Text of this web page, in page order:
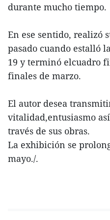
durante mucho tiempo.
En ese sentido, realizó
pasado cuando estalló
19 y terminó elcuadro
finales de marzo.
El autor desea
vitalidad,entusiasmo
través de sus obras.
La exhibición se
mayo./.